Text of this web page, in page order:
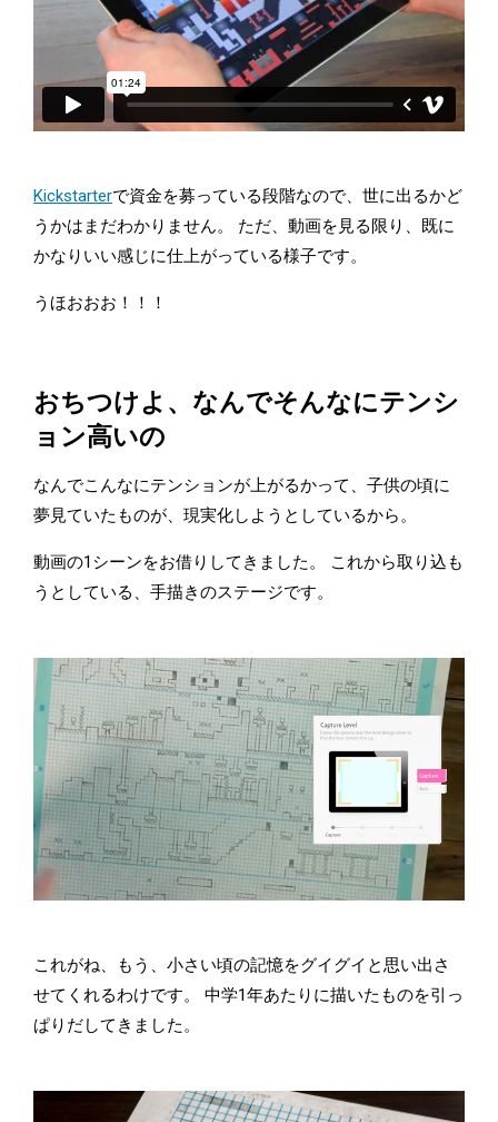
Kickstarterで資金を募っている段階なので、世に出るかど
うかはまだわかりません。 ただ、動画を見る限り、既に
かなりいい感じに仕上がっている様子です。
うほおおお！！！
おちつけよ、なんでそんなにテンシ
ョン高いの
なんでこんなにテンションが上がるかって、子供の頃に
夢見ていたものが、現実化しようとしているから。
動画の1シーンをお借りしてきました。 これから取り込も
うとしている、手描きのステージです。
これがね、もう、小さい頃の記憶をグイグイと思い出さ
せてくれるわけです。 中学1年あたりに描いたものを引っ
ぱりだしてきました。